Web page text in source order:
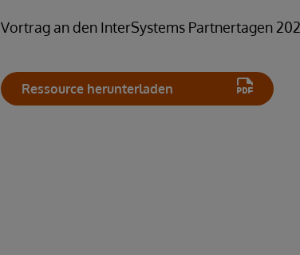
Vortrag an den InterSystems Partnertagen
Ressource herunterladen